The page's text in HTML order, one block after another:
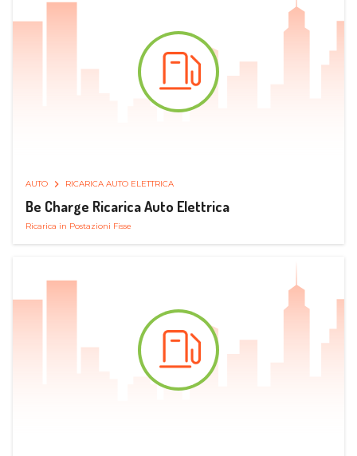
AUTO RICARICA AUTO ELETTRICA
Be Charge Ricarica Auto Elettrica
Ricarica in Postazioni Fisse